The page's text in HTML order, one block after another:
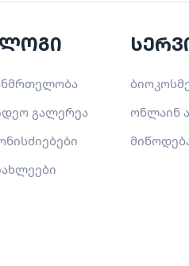
გალერეა
ონლაინ